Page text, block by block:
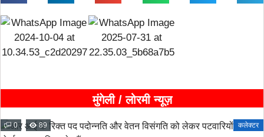
मुंगेली / लोरमी न्यूज़
0 89 कलेक्टर